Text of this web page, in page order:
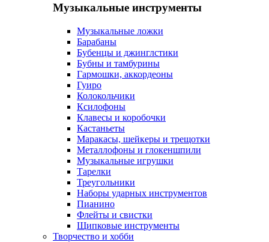
Музыкальные инструменты
Музыкальные ложки
Барабаны
Бубенцы и джинглстики
Бубны и тамбурины
Гармошки, аккордеоны
Гуиро
Колокольчики
Ксилофоны
Клавесы и коробочки
Кастаньеты
Маракасы, шейкеры и трещотки
Металлофоны и глокеншпили
Музыкальные игрушки
Тарелки
Треугольники
Наборы ударных инструментов
Пианино
Флейты и свистки
Щипковые инструменты
Творчество и хобби